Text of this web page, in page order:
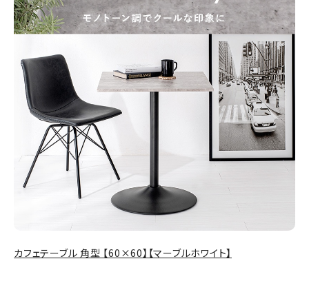
カフェテーブル 角型 【60×60】【マーブルホワイト】